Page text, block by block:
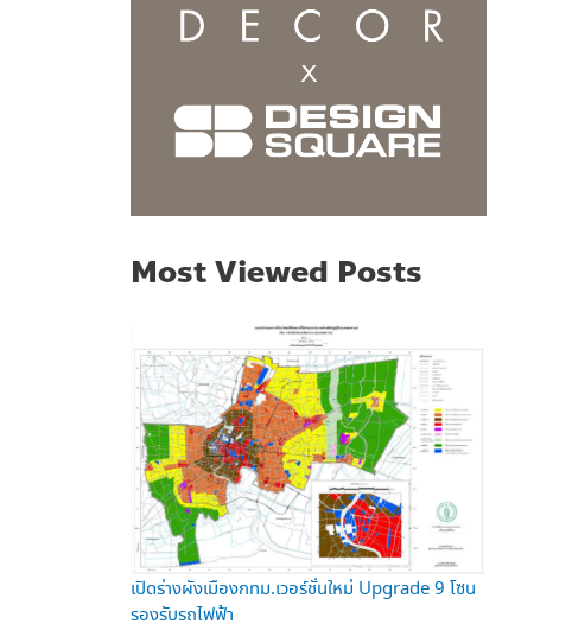
Most Viewed Posts
เปิดร่างผังเมืองกทม.เวอร์ชั่นใหม่ Upgrade 9 โซน
รองรับรถไฟฟ้า